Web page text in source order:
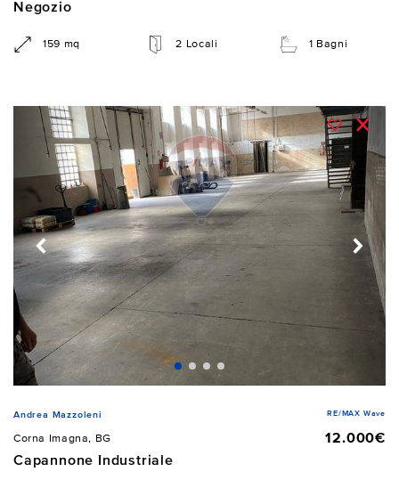
Negozio
159 mq 2 Locali 1 Bagni
Andrea Mazzoleni RE/MAX Wave
Corna Imagna, BG
12.000€
Capannone Industriale